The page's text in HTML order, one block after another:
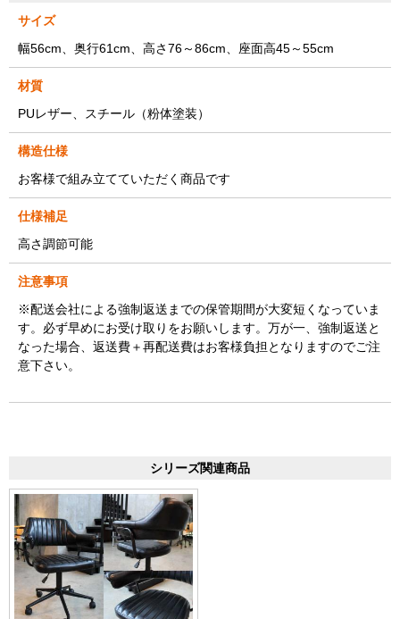
サイズ
幅56cm、奥行61cm、高さ76～86cm、座面高45～55cm
材質
PUレザー、スチール（粉体塗装）
構造仕様
お客様で組み立てていただく商品です
仕様補足
高さ調節可能
注意事項
※配送会社による強制返送までの保管期間が大変短くなっていま
す。必ず早めにお受け取りをお願いします。万が一、強制返送と
なった場合、返送費＋再配送費はお客様負担となりますのでご注
意下さい。
シリーズ関連商品